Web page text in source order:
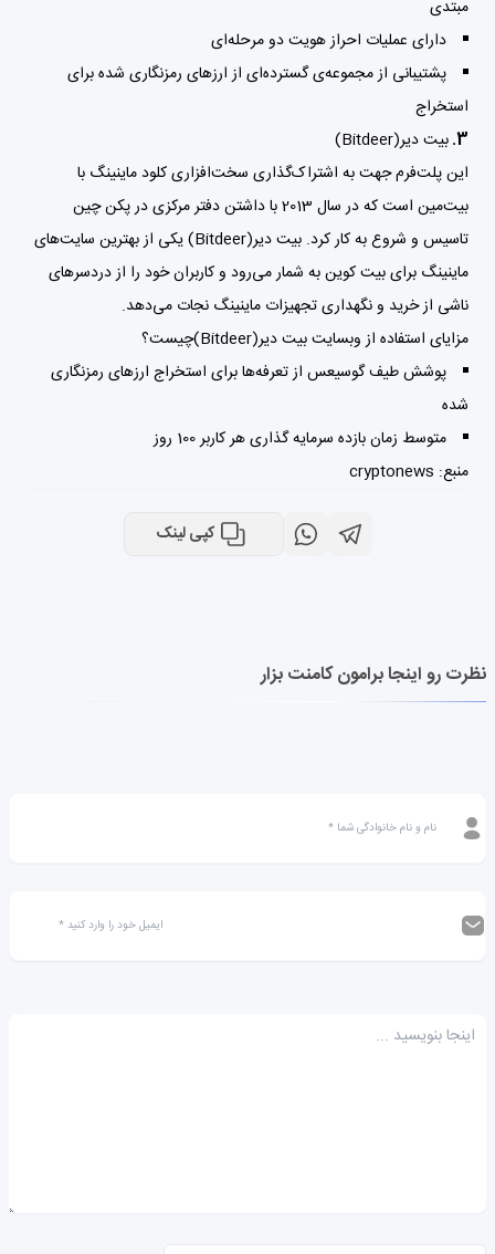
مبتدی
دارای عملیات احراز هویت دو مرحله‌ای
پشتیبانی از مجموعه‌ی گسترده‌ای از ارزهای رمزنگاری شده برای
استخراج
3. بیت دیر(Bitdeer)
این پلت‌فرم جهت به اشتراک‌گذاری سخت‌افزاری کلود ماینینگ با
بیت‌مین است که در سال 2013 با داشتن دفتر مرکزی در پکن چین
تاسیس و شروع به کار کرد. بیت دیر(Bitdeer) یکی از بهترین سایت‌های
ماینینگ برای بیت کوین به شمار می‌رود و کاربران خود را از دردسرهای
ناشی از خرید و نگهداری تجهیزات ماینینگ نجات می‌دهد.
مزایای استفاده از وبسایت بیت دیر(Bitdeer)چیست؟
پوشش طیف گوسیعس از تعرفه‌ها برای استخراج ارزهای رمزنگاری
شده
متوسط ​​زمان بازده سرمایه گذاری هر کاربر 100 روز
منبع: cryptonews
کپی لینک
نظرت رو اینجا برامون کامنت بزار